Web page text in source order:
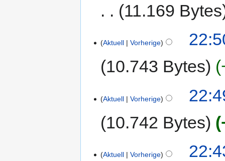
11.169 Bytes
Aktuell Vorherige
10.743 Bytes
Aktuell Vorherige
10.742 Bytes
Aktuell Vorherige